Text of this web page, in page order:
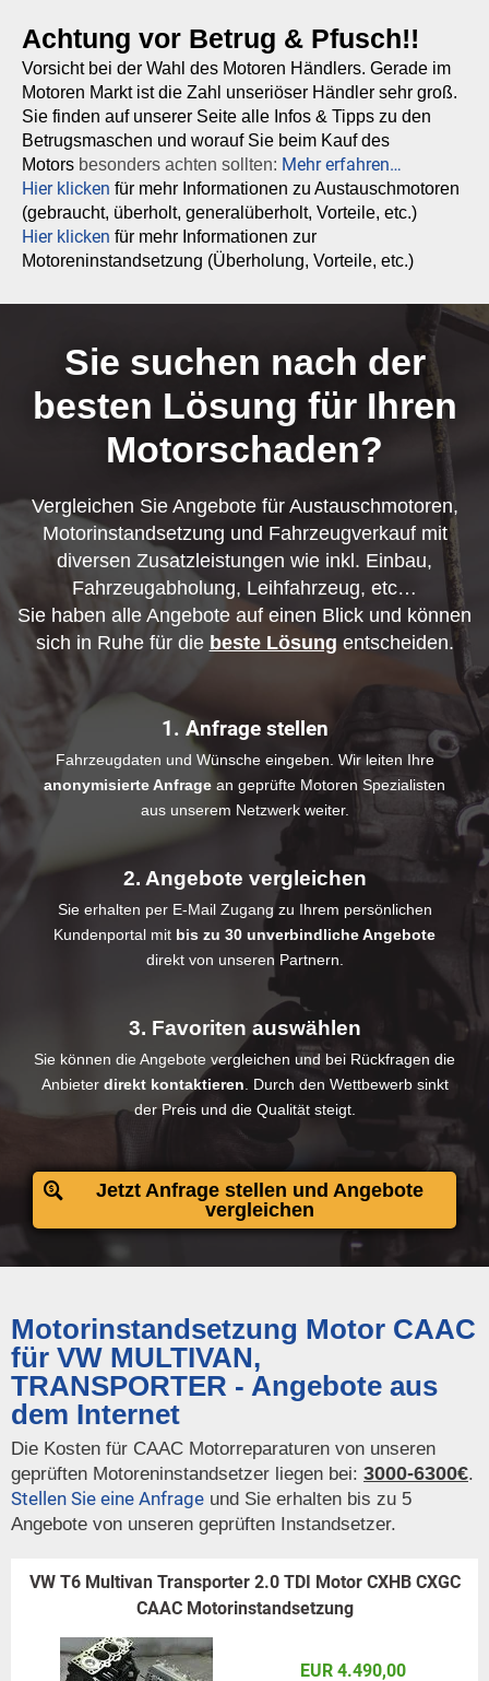
Achtung vor Betrug & Pfusch!!
Vorsicht bei der Wahl des Motoren Händlers. Gerade im
Motoren Markt ist die Zahl unseriöser Händler sehr groß.
Sie finden auf unserer Seite alle Infos & Tipps zu den
Betrugsmaschen und worauf Sie beim Kauf des
Motors besonders achten sollten: Mehr erfahren…
Hier klicken für mehr Informationen zu Austauschmotoren
(gebraucht, überholt, generalüberholt, Vorteile, etc.)
Hier klicken für mehr Informationen zur
Motoreninstandsetzung (Überholung, Vorteile, etc.)
Sie suchen nach der
besten Lösung für Ihren
Motorschaden?
Vergleichen Sie Angebote für Austauschmotoren,
Motorinstandsetzung und Fahrzeugverkauf mit
diversen Zusatzleistungen wie inkl. Einbau,
Fahrzeugabholung, Leihfahrzeug, etc…
Sie haben alle Angebote auf einen Blick und können
sich in Ruhe für die beste Lösung entscheiden.
1. Anfrage stellen
Fahrzeugdaten und Wünsche eingeben. Wir leiten Ihre
anonymisierte Anfrage an geprüfte Motoren Spezialisten
aus unserem Netzwerk weiter.
2. Angebote vergleichen
Sie erhalten per E-Mail Zugang zu Ihrem persönlichen
Kundenportal mit bis zu 30 unverbindliche Angebote
direkt von unseren Partnern.
3. Favoriten auswählen
Sie können die Angebote vergleichen und bei Rückfragen die
Anbieter direkt kontaktieren . Durch den Wettbewerb sinkt
der Preis und die Qualität steigt.
Jetzt Anfrage stellen und Angebote
vergleichen
Motorinstandsetzung Motor CAAC
für VW MULTIVAN,
TRANSPORTER - Angebote aus
dem Internet
Die Kosten für CAAC Motorreparaturen von unseren
geprüften Motoreninstandsetzer liegen bei: 3000-6300€.
Stellen Sie eine Anfrage und Sie erhalten bis zu 5
Angebote von unseren geprüften Instandsetzer.
VW T6 Multivan Transporter 2.0 TDI Motor CXHB CXGC
CAAC Motorinstandsetzung
EUR 4.490,00